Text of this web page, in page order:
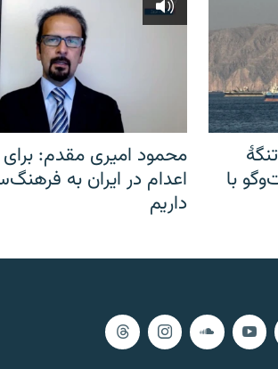
با
محمود امیری مقدم: برای
اعدام در ایران به
داریم